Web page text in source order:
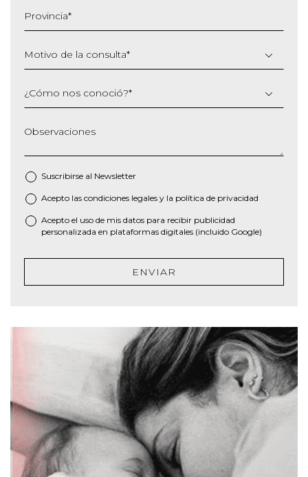
AAAA
Provincia*
Motivo de la consulta*
¿Cómo nos conoció?*
Observaciones
Suscribirse al Newsletter
* Acepto las condiciones legales y la política de privacidad
Acepto el uso de mis datos para recibir publicidad
personalizada en plataformas digitales (incluido Google)
ENVIAR